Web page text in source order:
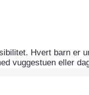
Hvert barn er
vuggestuen eller